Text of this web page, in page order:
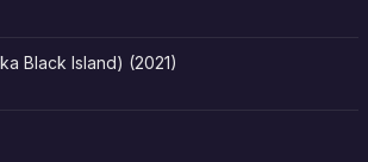
Black Island) (2021)